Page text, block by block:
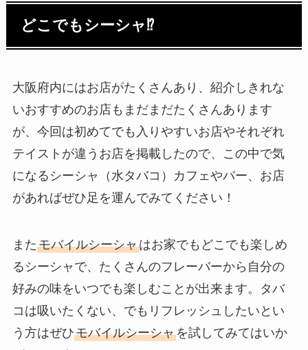
どこでもシーシャ⁉
大阪府内にはお店がたくさんあり、紹介しきれな
いおすすめのお店もまだまだたくさんあります
が、今回は初めてでも入りやすいお店やそれぞれ
テイストが違うお店を掲載したので、この中で気
になるシーシャ（水タバコ）カフェやバー、お店
があればぜひ足を運んでみてください！
またモバイルシーシャはお家でもどこでも楽しめ
るシーシャで、たくさんのフレーバーから自分の
好みの味をいつでも楽しむことが出来ます。タバ
コは吸いたくない、でもリフレッシュしたいとい
う方はぜひモバイルシーシャを試してみてはいか